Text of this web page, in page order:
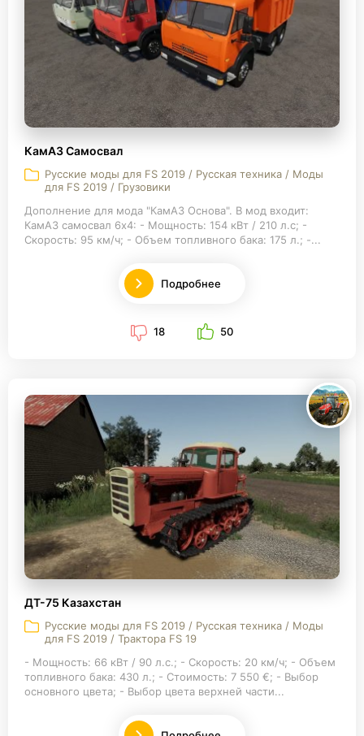
КамАЗ Самосвал
Русские моды для FS 2019 / Русская техника / Моды
для FS 2019 / Грузовики
Дополнение для мода "КамАЗ Основа". В мод входит:
КамАЗ самосвал 6x4: - Мощность: 154 кВт / 210 л.с; -
Скорость: 95 км/ч; - Объем топливного бака: 175 л.; -...
Подробнее
18 50
ДТ-75 Казахстан
Русские моды для FS 2019 / Русская техника / Моды
для FS 2019 / Трактора FS 19
- Мощность: 66 кВт / 90 л.с.; - Скорость: 20 км/ч; - Объем
топливного бака: 430 л.; - Стоимость: 7 550 €; - Выбор
основного цвета; - Выбор цвета верхней части...